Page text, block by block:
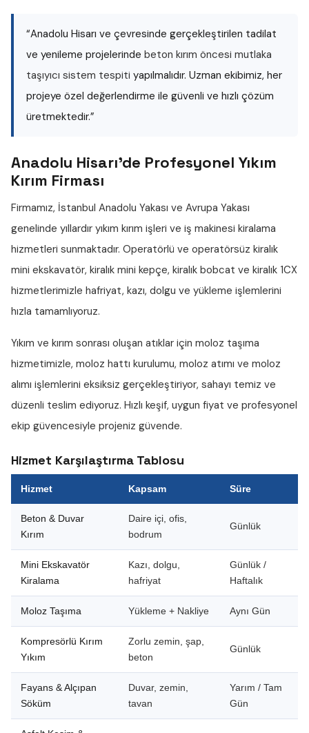
“Anadolu Hisarı ve çevresinde gerçekleştirilen tadilat
ve yenileme projelerinde beton kırım öncesi mutlaka
taşıyıcı sistem tespiti yapılmalıdır. Uzman ekibimiz, her
projeye özel değerlendirme ile güvenli ve hızlı çözüm
üretmektedir.”
Anadolu Hisarı'de Profesyonel Yıkım
Kırım Firması
Firmamız, İstanbul Anadolu Yakası ve Avrupa Yakası
genelinde yıllardır yıkım kırım işleri ve iş makinesi kiralama
hizmetleri sunmaktadır. Operatörlü ve operatörsüz kiralık
mini ekskavatör, kiralık mini kepçe, kiralık bobcat ve kiralık 1CX
hizmetlerimizle hafriyat, kazı, dolgu ve yükleme işlemlerini
hızla tamamlıyoruz.
Yıkım ve kırım sonrası oluşan atıklar için moloz taşıma
hizmetimizle, moloz hattı kurulumu, moloz atımı ve moloz
alımı işlemlerini eksiksiz gerçekleştiriyor, sahayı temiz ve
düzenli teslim ediyoruz. Hızlı keşif, uygun fiyat ve profesyonel
ekip güvencesiyle projeniz güvende.
Hizmet Karşılaştırma Tablosu
Hizmet Kapsam Süre
Beton & Duvar
Kırım
Daire içi, ofis,
bodrum
Günlük
Mini Ekskavatör
Kiralama
Kazı, dolgu,
hafriyat
Günlük /
Haftalık
Moloz Taşıma Yükleme + Nakliye Aynı Gün
Kompresörlü Kırım
Yıkım
Zorlu zemin, şap,
beton
Günlük
Fayans & Alçıpan
Söküm
Duvar, zemin,
tavan
Yarım / Tam
Gün